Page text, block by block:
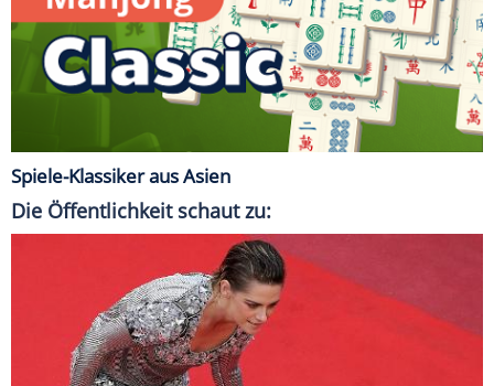
Spiele-Klassiker aus Asien
Die Öffentlichkeit schaut zu: